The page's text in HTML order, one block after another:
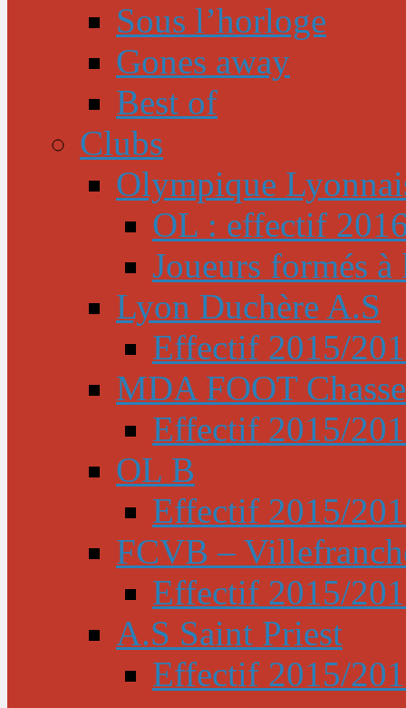
Sous l’horloge
Gones away
Best of
Clubs
Olympique
OL : effectif
Joueurs formés
Lyon Duchère A.S
Effectif 2015/
MDA FOOT
Effectif 2015/
OL B
Effectif 2015/
FCVB –
Effectif 2015/
A.S Saint Priest
Effectif 2015/